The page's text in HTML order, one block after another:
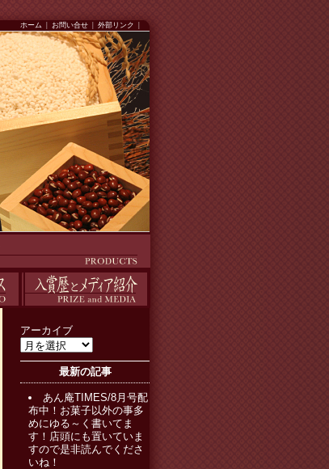
ホーム お問い合せ 外部リンク
アーカイブ
最新の記事
あん庵TIMES/8月号配
布中！お菓子以外の事多
めにゆる～く書いてま
す！店頭にも置いていま
すので是非読んでくださ
いね！